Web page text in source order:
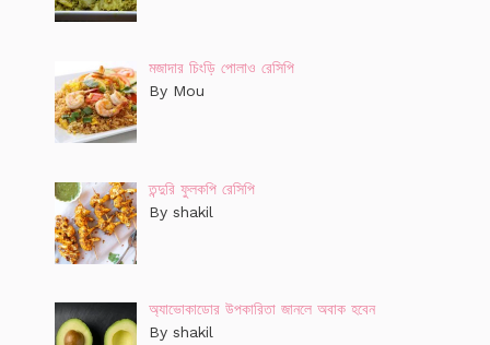
মজাদার চিংড়ি পোলাও রেসিপি
By Mou
তন্দুরি ফুলকপি রেসিপি
By shakil
অ্যাভোকাডোর উপকারিতা জানলে অবাক হবেন
By shakil